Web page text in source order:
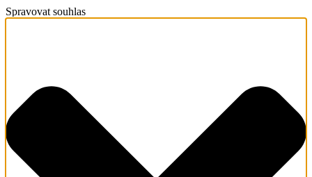
Spravovat souhlas